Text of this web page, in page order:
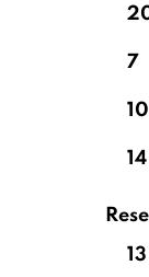
7
10
14
13